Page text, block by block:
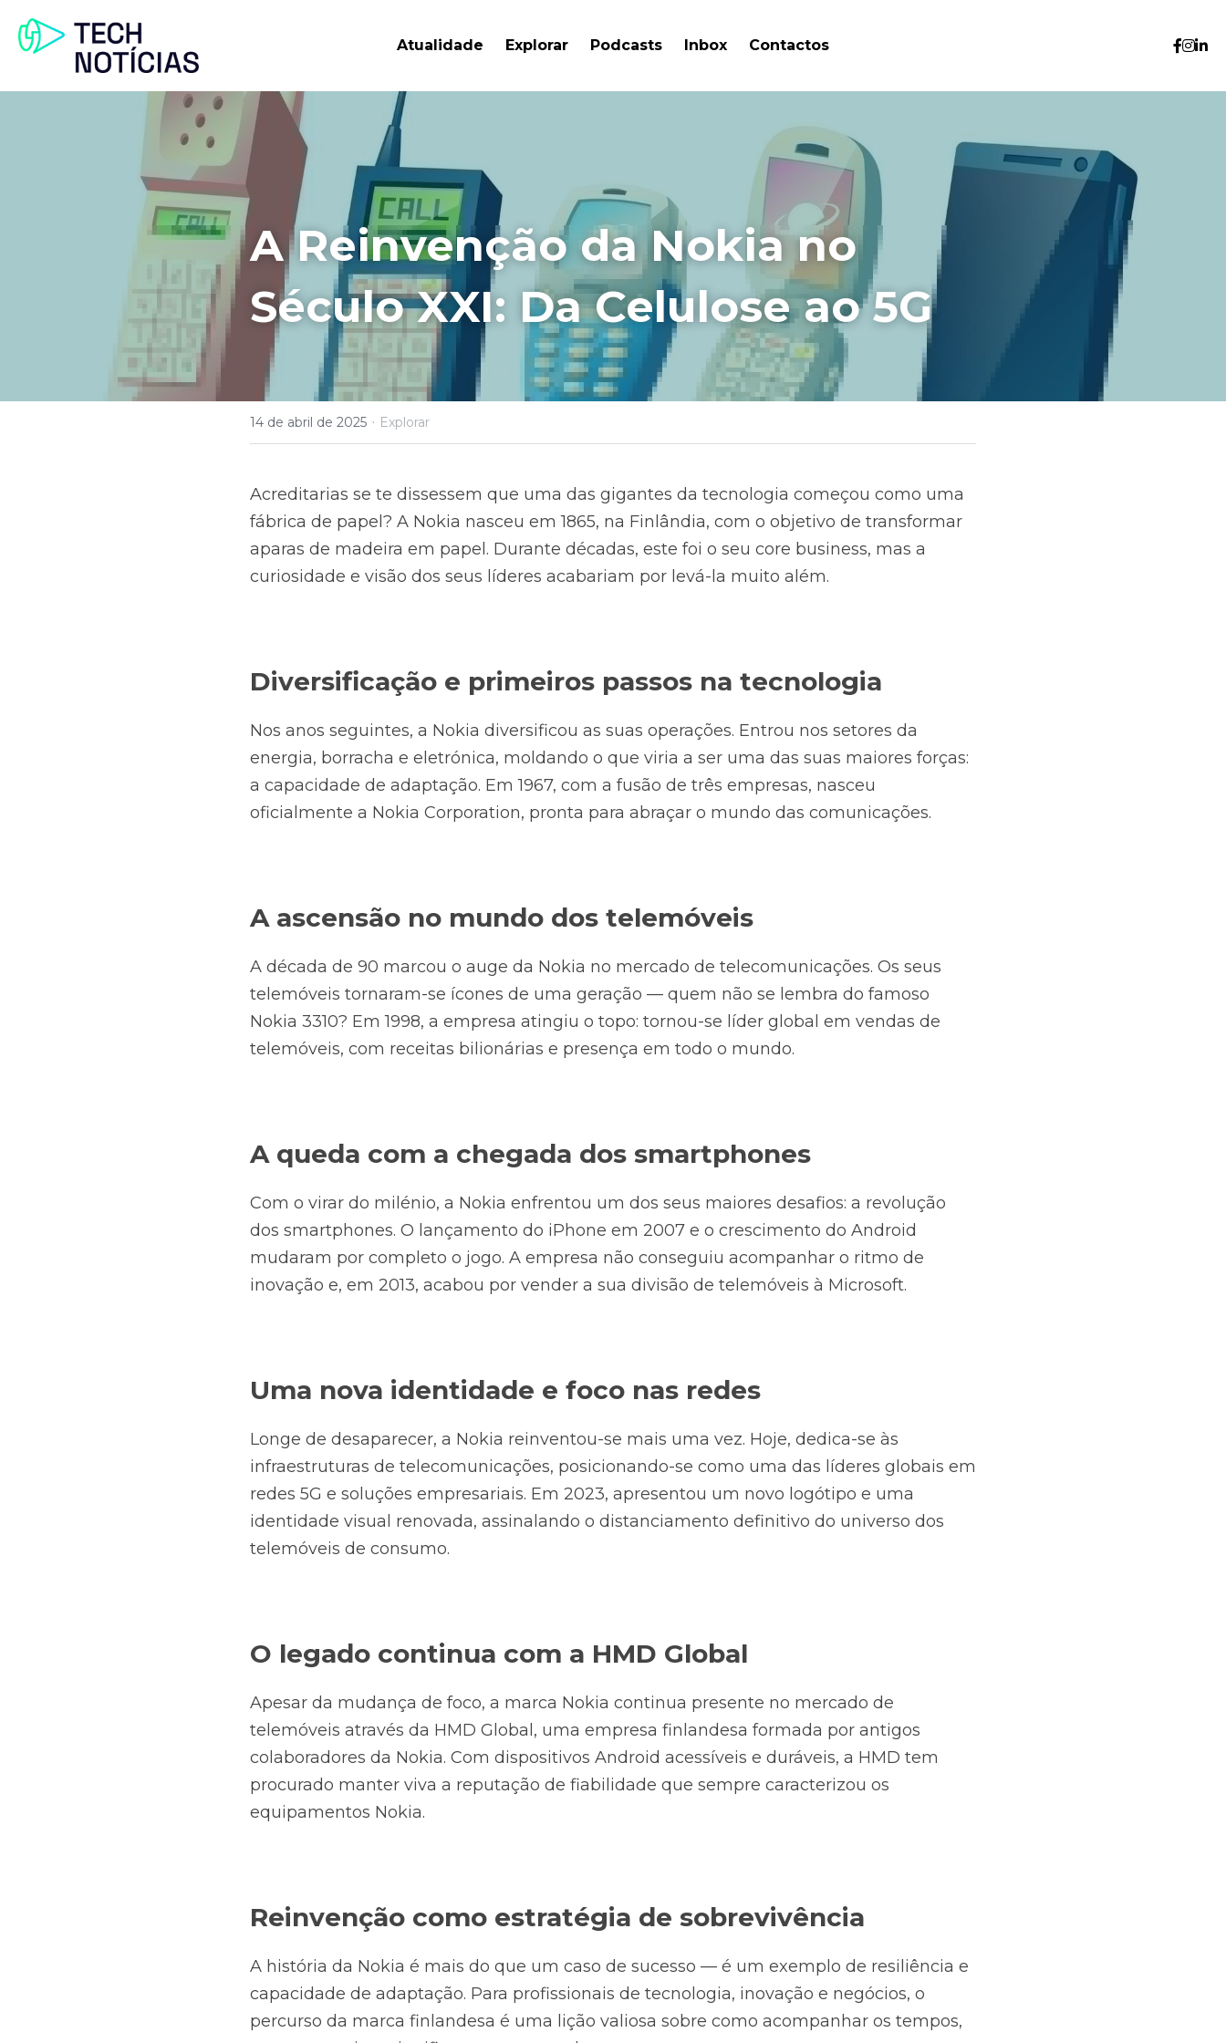
Atualidade Explorar Podcasts Inbox Contactos
A Reinvenção da Nokia no
Século XXI: Da Celulose ao 5G
14 de abril de 2025 · Explorar
Acreditarias se te dissessem que uma das gigantes da tecnologia começou como uma
fábrica de papel? A Nokia nasceu em 1865, na Finlândia, com o objetivo de transformar
aparas de madeira em papel. Durante décadas, este foi o seu core business, mas a
curiosidade e visão dos seus líderes acabariam por levá-la muito além.
Diversificação e primeiros passos na tecnologia
Nos anos seguintes, a Nokia diversificou as suas operações. Entrou nos setores da
energia, borracha e eletrónica, moldando o que viria a ser uma das suas maiores forças:
a capacidade de adaptação. Em 1967, com a fusão de três empresas, nasceu
oficialmente a Nokia Corporation, pronta para abraçar o mundo das comunicações.
A ascensão no mundo dos telemóveis
A década de 90 marcou o auge da Nokia no mercado de telecomunicações. Os seus
telemóveis tornaram-se ícones de uma geração — quem não se lembra do famoso
Nokia 3310? Em 1998, a empresa atingiu o topo: tornou-se líder global em vendas de
telemóveis, com receitas bilionárias e presença em todo o mundo.
A queda com a chegada dos smartphones
Com o virar do milénio, a Nokia enfrentou um dos seus maiores desafios: a revolução
dos smartphones. O lançamento do iPhone em 2007 e o crescimento do Android
mudaram por completo o jogo. A empresa não conseguiu acompanhar o ritmo de
inovação e, em 2013, acabou por vender a sua divisão de telemóveis à Microsoft.
Uma nova identidade e foco nas redes
Longe de desaparecer, a Nokia reinventou-se mais uma vez. Hoje, dedica-se às
infraestruturas de telecomunicações, posicionando-se como uma das líderes globais em
redes 5G e soluções empresariais. Em 2023, apresentou um novo logótipo e uma
identidade visual renovada, assinalando o distanciamento definitivo do universo dos
telemóveis de consumo.
O legado continua com a HMD Global
Apesar da mudança de foco, a marca Nokia continua presente no mercado de
telemóveis através da HMD Global, uma empresa finlandesa formada por antigos
colaboradores da Nokia. Com dispositivos Android acessíveis e duráveis, a HMD tem
procurado manter viva a reputação de fiabilidade que sempre caracterizou os
equipamentos Nokia.
Reinvenção como estratégia de sobrevivência
A história da Nokia é mais do que um caso de sucesso — é um exemplo de resiliência e
capacidade de adaptação. Para profissionais de tecnologia, inovação e negócios, o
percurso da marca finlandesa é uma lição valiosa sobre como acompanhar os tempos,